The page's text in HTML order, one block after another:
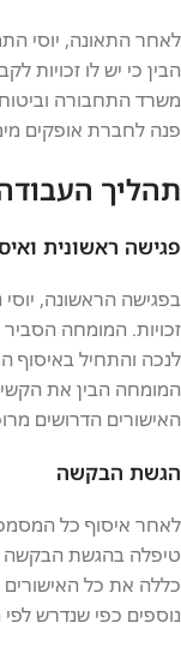
לאחר התאונה, יוסי
הבין כי יש לו זכויות
משרד התחבורה
פנה לחברת אופקים
תהליך
פגישה ראשונית
בפגישה הראשונה,
זכויות. המומחה
לנכה והתחיל באיסוף
המומחה הבין את
האישורים הדרושים
הגשת הבקשה
לאחר איסוף כל
טיפלה בהגשת הבקשה
כללה את כל האישורים
נוספים כפי שנדרש